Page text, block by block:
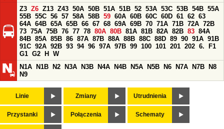
Z3 Z6 Z13 Z43 50A 50B 51A 51B 52 53A 53C 53B 54B 55A
55B 55C 56 57 58A 58B 59 60A 60B 60C 60D 61 62 63
64A 64B 65A 65B 66 67 68 69A 69B 70 71A 71B 72A 72B
73 75A 75B 76 77 78 80A 80B 81A 81B 82A 82B 83 84A
84B 85A 85B 86 87A 87B 88A 88B 88C 88D 89 90 91A 91B
91C 92A 92B 93 94 96 97A 97B 99 100 101 201 202 6.
F1
G1 G2 H
W
N1A
N1B N2 N3A N3B N4A N4B N5A N5B N6 N7A N7B
N8
N9
Linie Zmiany Utrudnienia
Przystanki Połączenia Schematy